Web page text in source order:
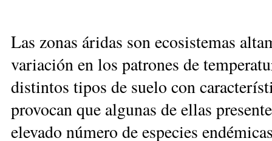
Las zonas áridas son ecosistemas
variación en los patrones de
distintos tipos de suelo con
provocan que algunas de ellas
elevado número de especies